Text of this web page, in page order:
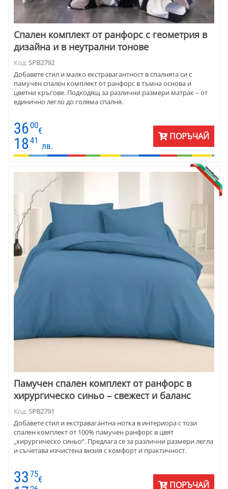
Спален комплект от ранфорс с геометрия в
дизайна и в неутрални тонове
Код:SPB2792
Добавете стил и малко екстравагантност в спалнята си с
памучен спален комплект от ранфорс в тъмна основа и
цветни кръгове. Подходящ за различни размери матрак – от
единично легло до голяма спалня.
36 00
€
18 41
лв.
ПОРЪЧАЙ
Памучен спален комплект от ранфорс в
хирургическо синьо – свежест и баланс
Код:SPB2791
Добавете стил и екстравагантна нотка в интериора с този
спален комплект от 100% памучен ранфорс в цвят
„хирургическо синьо“. Предлага се за различни размери легла
и съчетава изчистена визия с комфорт и практичност.
33 75
€ ПОРЪЧАЙ